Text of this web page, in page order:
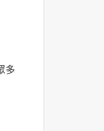
多